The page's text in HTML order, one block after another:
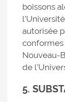
boissons
autorisée
Nouveau-
de
5.